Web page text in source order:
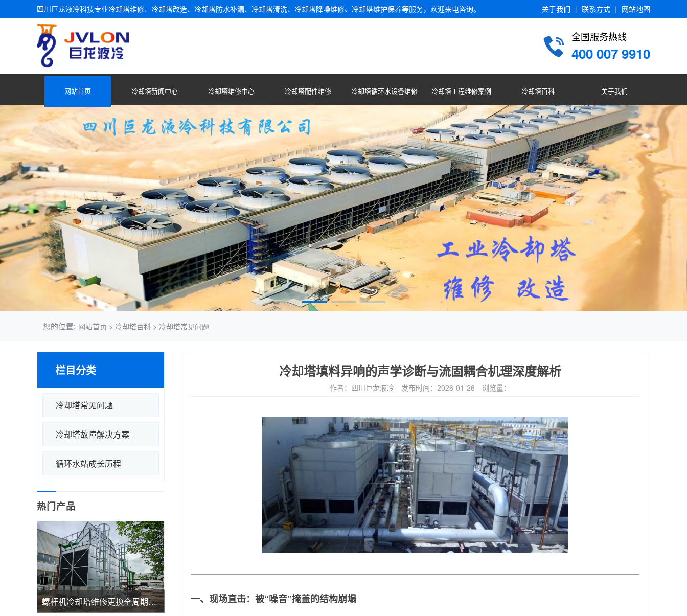
关于我们 | 联系方式 | 网站地图
四川巨龙液冷科技专业冷却塔维修、冷却塔改造、冷却塔防水补漏、冷却塔清洗、冷却塔降噪维修、冷却塔维护保养等服务，欢迎来电咨询。
全国服务热线
400 007 9910
网站首页 冷却塔新闻中心 冷却塔维修中心 冷却塔配件维修 冷却塔循环水设备维修 冷却塔工程维修案例 冷却塔百科 关于我们
您的位置: 网站首页 > 冷却塔百科 > 冷却塔常见问题
栏目分类
冷却塔常见问题
冷却塔故障解决方案
循环水站成长历程
热门产品
螺杆机冷却塔维修更换全周期管理——螺杆机冷却塔维修更换的精密温控与抗振优化实践指南，螺杆机冷却塔维修更换的行业痛点解析与智能运维策略
冷却塔填料异响的声学诊断与流固耦合机理深度解析
作者：四川巨龙液冷 发布时间：2026-01-26 浏览量：
一、现场直击：被“噪音”掩盖的结构崩塌